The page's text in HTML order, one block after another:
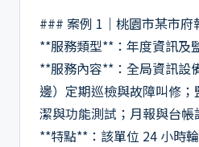
### 案例 1｜桃園市某市府
**服務類型**：年度資訊及
**服務內容**：全局資訊設
邊）定期巡檢與故障叫修
潔與功能測試；月報與台帳
**特點**：該單位 24 小時